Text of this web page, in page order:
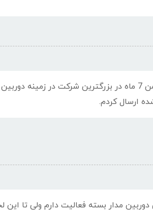
سلام من رزومه خودم را ارسال کردم. من 7 ماه در بزرگترین شرکت
ارسال کردم.
دوربین مدار بسته فعالیت دارم ولی تا